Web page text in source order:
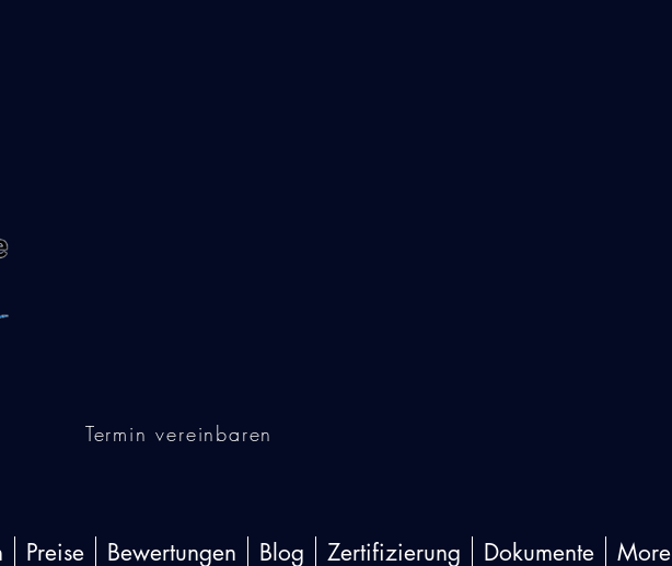
Termin vereinbaren
Preise Bewertungen Blog Zertifizierung Dokumente More